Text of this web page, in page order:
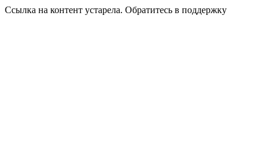
Ссылка на контент устарела. Обратитесь в поддержку